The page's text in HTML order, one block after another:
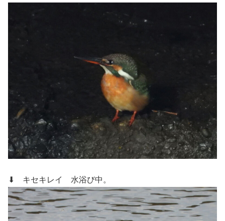
⬇ キセキレイ 水浴び中。